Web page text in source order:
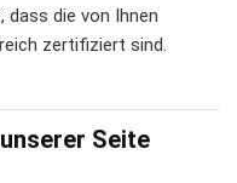
dass die von Ihnen
zertifiziert sind.
Seite